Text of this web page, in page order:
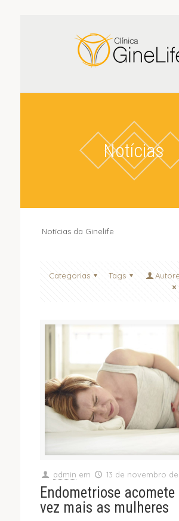
Notícias
Notícias da Ginelife
Categorias Tags
admin em 13 de novembro de
Endometriose acomete
vez mais as mulheres